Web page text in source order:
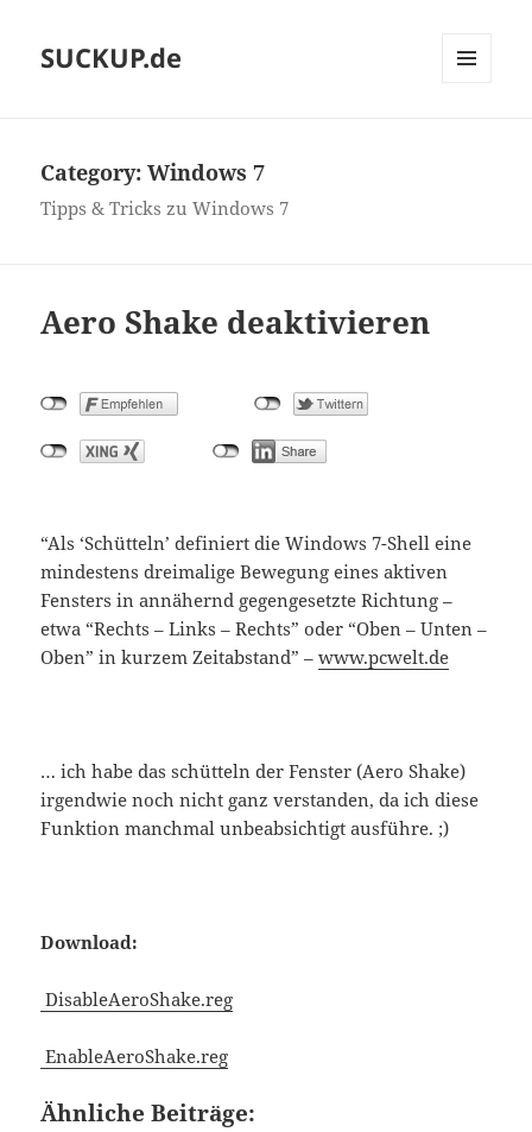
SUCKUP.de
Category:Windows 7
Tipps & Tricks zu Windows 7
Aero Shake deaktivieren
“Als ‘Schütteln’ definiert die Windows 7-Shell eine
mindestens dreimalige Bewegung eines aktiven
Fensters in annähernd gegengesetzte Richtung –
etwa “Rechts – Links – Rechts” oder “Oben – Unten –
Oben” in kurzem Zeitabstand” –www.pcwelt.de
… ich habe das schütteln der Fenster (Aero Shake)
irgendwie noch nicht ganz verstanden, da ich diese
Funktion manchmal unbeabsichtigt ausführe. ;)
Download:
DisableAeroShake.reg
EnableAeroShake.reg
Ähnliche Beiträge: